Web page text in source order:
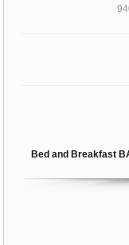
Bed and Breakfast